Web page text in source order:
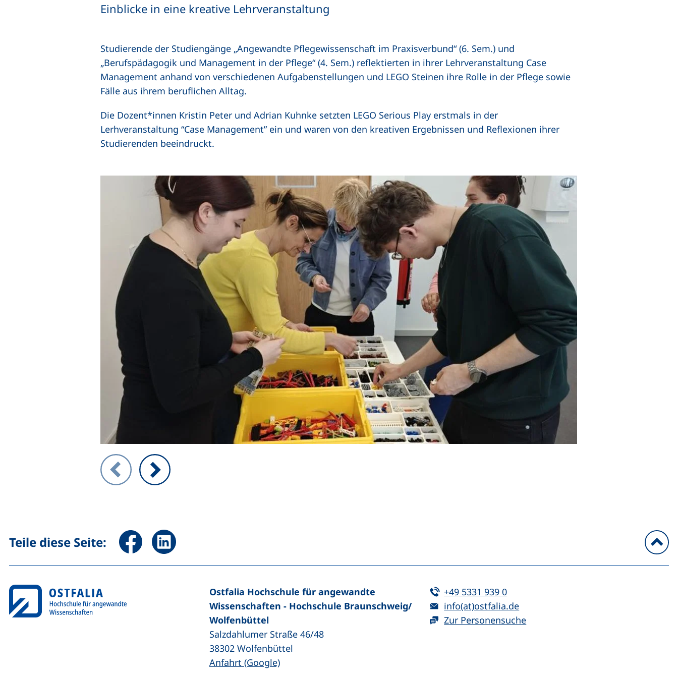
Einblicke in eine kreative Lehrveranstaltung
Studierende der Studiengänge „Angewandte Pflegewissenschaft im Praxisverbund“ (6. Sem.) und
„Berufspädagogik und Management in der Pflege“ (4. Sem.) reflektierten in ihrer Lehrveranstaltung Case
Management anhand von verschiedenen Aufgabenstellungen und LEGO Steinen ihre Rolle in der Pflege sowie
Fälle aus ihrem beruflichen Alltag.
Die Dozent*innen Kristin Peter und Adrian Kuhnke setzten LEGO Serious Play erstmals in der
Lerhveranstaltung “Case Management” ein und waren von den kreativen Ergebnissen und Reflexionen ihrer
Studierenden beeindruckt.
Zeigt Folie 1 von 2
Teile diese Seite: Seite über Facebook teilen (externer Link, öffnet neues Fenster)
Seite über LinkedIn teilen (externer Link, öffnet neues Fenster)
Ostfalia Hochschule für angewandte
Wissenschaften - Hochschule Braunschweig/​
Wolfenbüttel
Salzdahlumer Straße 46/48
38302 Wolfenbüttel
Anfahrt (Google)(externer Link, öffnet neues Fenster)
Tel:
+49 5331 939 0(startet einen Telefonanruf, wenn Ihr
E-Mail:
info(at)ostfalia.de(öffnet Ihr E-Mail-Programm)
Zur Personensuche